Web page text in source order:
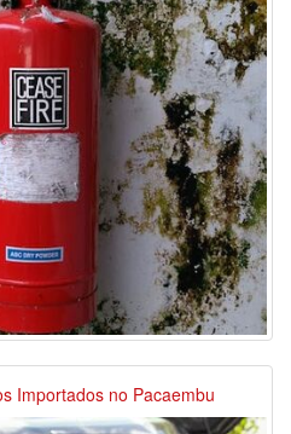
Importados no Pacaembu